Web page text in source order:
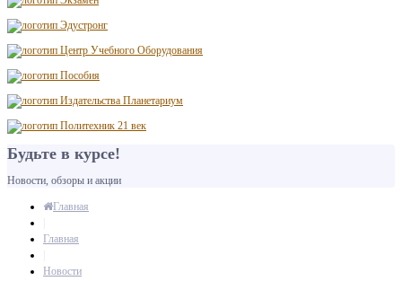
Будьте в курсе!
Новости, обзоры и акции
Главная
Главная
Новости